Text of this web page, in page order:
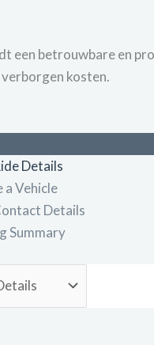
een betrouwbare en
kosten.
Details
a Vehicle
Details
Summary